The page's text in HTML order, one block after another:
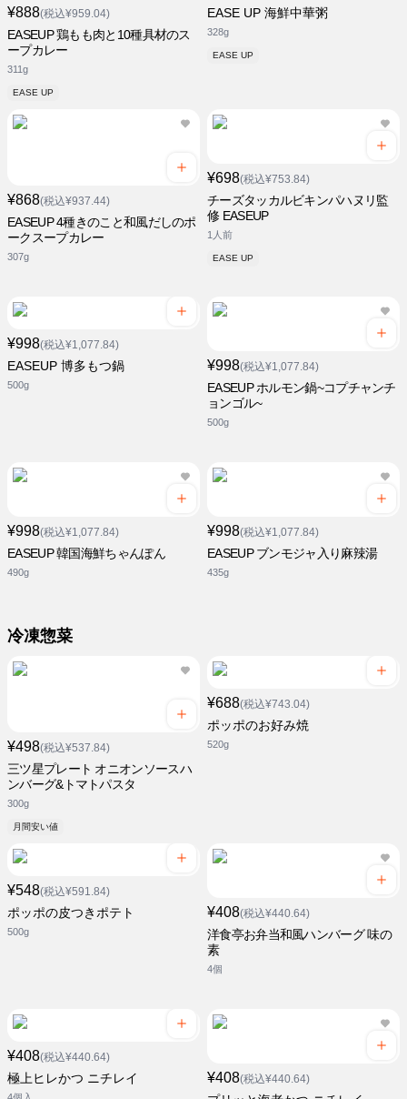
¥888(税込¥959.04)
EASEUP 鶏もも肉と10種具材のス
ープカレー
311g
EASE UP
EASE UP 海鮮中華粥
328g
EASE UP
¥868(税込¥937.44)
EASEUP 4種きのこと和風だしのポ
ークスープカレー
307g
¥698(税込¥753.84)
チーズタッカルビキンパハヌリ監
修 EASEUP
1人前
EASE UP
¥998(税込¥1,077.84)
EASEUP 博多もつ鍋
500g
¥998(税込¥1,077.84)
EASEUP ホルモン鍋~コプチャンチ
ョンゴル~
500g
¥998(税込¥1,077.84)
EASEUP 韓国海鮮ちゃんぽん
490g
¥998(税込¥1,077.84)
EASEUP ブンモジャ入り麻辣湯
435g
冷凍惣菜
¥498(税込¥537.84)
三ツ星プレート オニオンソースハ
ンバーグ&トマトパスタ
300g
月間安い値
¥688(税込¥743.04)
ポッポのお好み焼
520g
¥548(税込¥591.84)
ポッポの皮つきポテト
500g
¥408(税込¥440.64)
洋食亭お弁当和風ハンバーグ 味の
素
4個
¥408(税込¥440.64)
極上ヒレかつ ニチレイ ¥408(税込¥440.64)